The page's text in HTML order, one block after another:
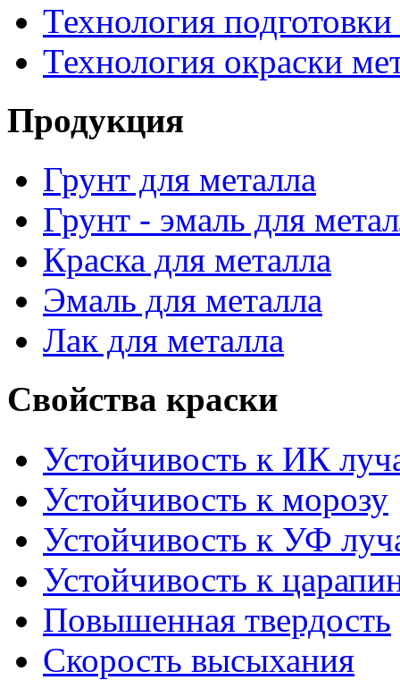
Технология
Технология окраски
Продукция
Грунт для металла
Грунт - эмаль для
Краска для металла
Эмаль для металла
Лак для металла
Свойства краски
Устойчивость к ИК
Устойчивость к морозу
Устойчивость к УФ
Устойчивость к
Повышенная твердость
Скорость высыхания